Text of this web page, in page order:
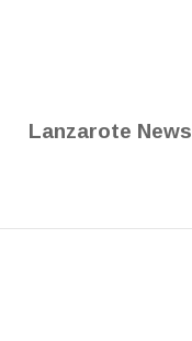
Lanzarote News